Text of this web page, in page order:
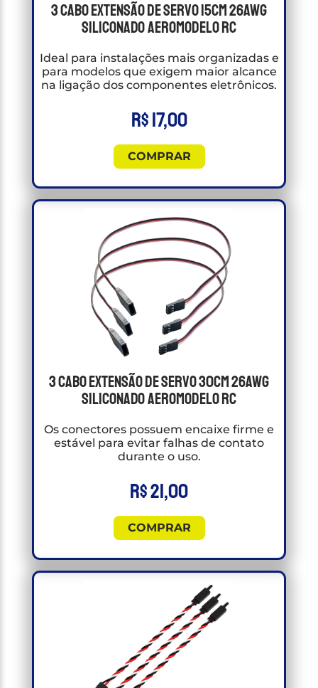
3 Cabo Extensão de Servo 15cm 26awg
Siliconado Aeromodelo RC
Ideal para instalações mais organizadas e
para modelos que exigem maior alcance
na ligação dos componentes eletrônicos.
R$17,00
COMPRAR
3 Cabo Extensão de Servo 30cm 26awg
Siliconado Aeromodelo RC
Os conectores possuem encaixe firme e
estável para evitar falhas de contato
durante o uso.
R$21,00
COMPRAR